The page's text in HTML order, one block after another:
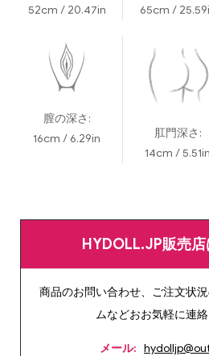
52cm / 20.47in
65cm /
膣の深さ:
16cm / 6.29in
肛門深さ:
14cm / 5.51in
HYDOLL.JP販売
商品のお問い合わせ、ご注文状
ムなどおお気軽に連絡
メール: